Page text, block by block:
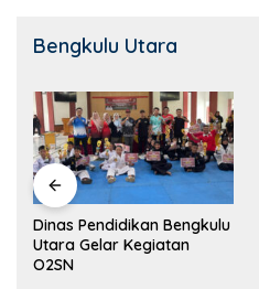
Bengkulu Utara
Dinas Pendidikan Bengkulu
Utara Gelar Kegiatan
O2SN